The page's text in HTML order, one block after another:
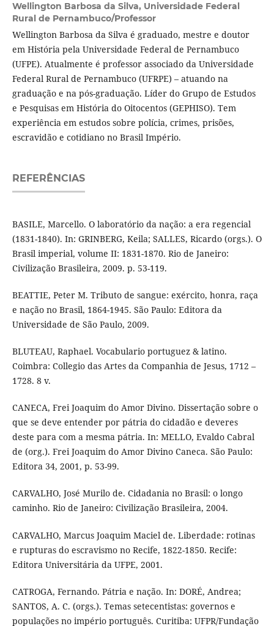
Wellington Barbosa da Silva, Universidade Federal
Rural de Pernambuco/Professor
Wellington Barbosa da Silva é graduado, mestre e doutor
em História pela Universidade Federal de Pernambuco
(UFPE). Atualmente é professor associado da Universidade
Federal Rural de Pernambuco (UFRPE) – atuando na
graduação e na pós-graduação. Líder do Grupo de Estudos
e Pesquisas em História do Oitocentos (GEPHISO). Tem
experiência em estudos sobre polícia, crimes, prisões,
escravidão e cotidiano no Brasil Império.
REFERÊNCIAS
BASILE, Marcello. O laboratório da nação: a era regencial
(1831-1840). In: GRINBERG, Keila; SALLES, Ricardo (orgs.). O
Brasil imperial, volume II: 1831-1870. Rio de Janeiro:
Civilização Brasileira, 2009. p. 53-119.
BEATTIE, Peter M. Tributo de sangue: exército, honra, raça
e nação no Brasil, 1864-1945. São Paulo: Editora da
Universidade de São Paulo, 2009.
BLUTEAU, Raphael. Vocabulario portuguez & latino.
Coimbra: Collegio das Artes da Companhia de Jesus, 1712 –
1728. 8 v.
CANECA, Frei Joaquim do Amor Divino. Dissertação sobre o
que se deve entender por pátria do cidadão e deveres
deste para com a mesma pátria. In: MELLO, Evaldo Cabral
de (org.). Frei Joaquim do Amor Divino Caneca. São Paulo:
Editora 34, 2001, p. 53-99.
CARVALHO, José Murilo de. Cidadania no Brasil: o longo
caminho. Rio de Janeiro: Civilização Brasileira, 2004.
CARVALHO, Marcus Joaquim Maciel de. Liberdade: rotinas
e rupturas do escravismo no Recife, 1822-1850. Recife:
Editora Universitária da UFPE, 2001.
CATROGA, Fernando. Pátria e nação. In: DORÉ, Andrea;
SANTOS, A. C. (orgs.). Temas setecentistas: governos e
populações no império português. Curitiba: UFPR/Fundação